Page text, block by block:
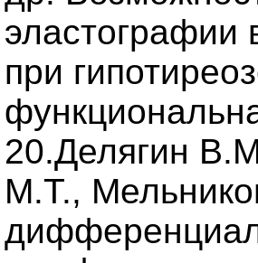
эластографии
при
20.Делягин
М.Т.,